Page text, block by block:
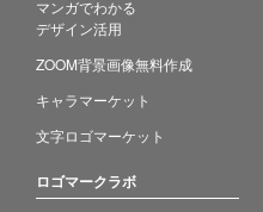
マンガでわかる
デザイン活用
ZOOM背景画像無料作成
キャラマーケット
文字ロゴマーケット
ロゴマークラボ